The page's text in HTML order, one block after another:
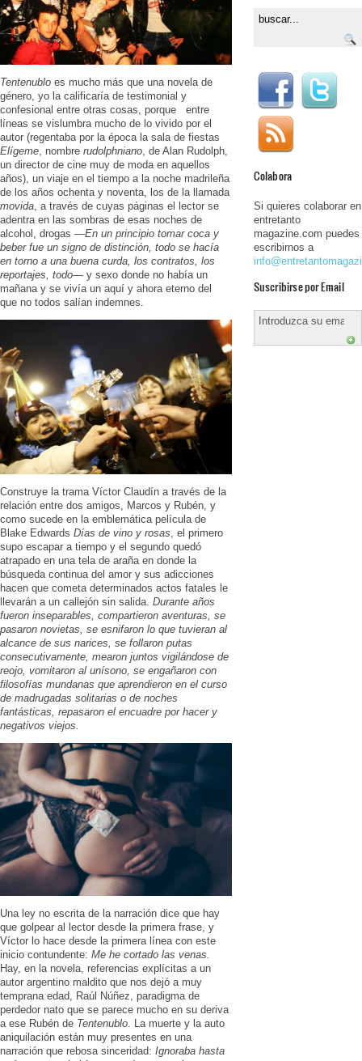
Tentenublo es mucho más que una novela de
género, yo la calificaría de testimonial y
confesional entre otras cosas, porque entre
líneas se vislumbra mucho de lo vivido por el
autor (regentaba por la época la sala de fiestas
Elígeme, nombre rudolphniano, de Alan Rudolph,
un director de cine muy de moda en aquellos
años), un viaje en el tiempo a la noche madrileña
de los años ochenta y noventa, los de la llamada
movida, a través de cuyas páginas el lector se
adentra en las sombras de esas noches de
alcohol, drogas —En un principio tomar coca y
beber fue un signo de distinción, todo se hacía
en torno a una buena curda, los contratos, los
reportajes, todo— y sexo donde no había un
mañana y se vivía un aquí y ahora eterno del
que no todos salían indemnes.
Construye la trama Víctor Claudín a través de la
relación entre dos amigos, Marcos y Rubén, y
como sucede en la emblemática película de
Blake Edwards Días de vino y rosas , el primero
supo escapar a tiempo y el segundo quedó
atrapado en una tela de araña en donde la
búsqueda continua del amor y sus adicciones
hacen que cometa determinados actos fatales le
llevarán a un callejón sin salida. Durante años
fueron inseparables, compartieron aventuras, se
pasaron novietas, se esnifaron lo que tuvieran al
alcance de sus narices, se follaron putas
consecutivamente, mearon juntos vigilándose de
reojo, vomitaron al unísono, se engañaron con
filosofías mundanas que aprendieron en el curso
de madrugadas solitarias o de noches
fantásticas, repasaron el encuadre por hacer y
negativos viejos.
Una ley no escrita de la narración dice que hay
que golpear al lector desde la primera frase, y
Víctor lo hace desde la primera línea con este
inicio contundente: Me he cortado las venas.
Hay, en la novela, referencias explícitas a un
autor argentino maldito que nos dejó a muy
temprana edad, Raúl Núñez, paradigma de
perdedor nato que se parece mucho en su deriva
a ese Rubén de Tentenublo. La muerte y la auto
aniquilación están muy presentes en una
narración que rebosa sinceridad: Ignoraba hasta
Colabora
Si quieres colaborar en
entretanto
magazine.com puedes
escribirnos a
Suscribirse por Email